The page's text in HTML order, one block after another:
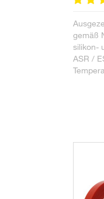
gemäß
silikon-
ASR /